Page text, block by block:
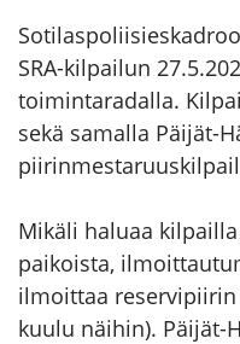
SRA-kilpailun
toimintaradalla.
sekä samalla Päijät-
Mikäli haluaa
paikoista,
ilmoittaa
kuulu näihin). Päijät-